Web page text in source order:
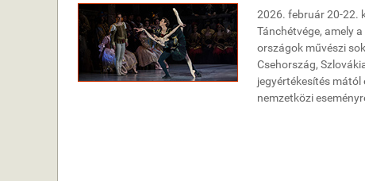
2026. február 20-22.
Tánchétvége, amely
országok művészi
Csehország,
jegyértékesítés mától
nemzetközi